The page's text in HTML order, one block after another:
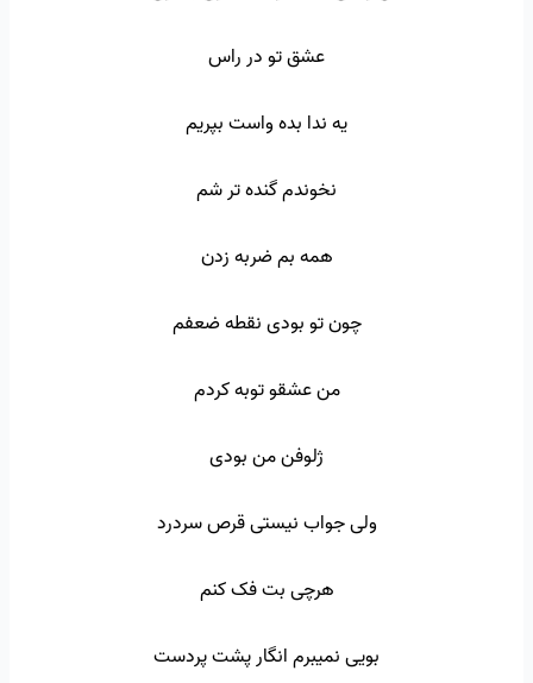
عشق تو در راس
یه ندا بده واست بپریم
نخوندم گنده تر شم
همه بم ضربه زدن
چون تو بودی نقطه ضعفم
من عشقو توبه کردم
ژلوفن من بودی
ولی جواب نیستی قرص سردرد
هرچی بت فک کنم
بویی نمیبرم انگار پشت پردست